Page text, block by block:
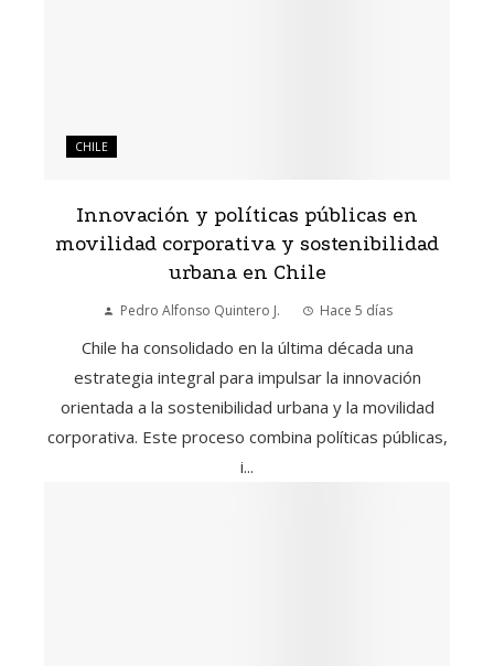
CHILE
Innovación y políticas públicas en
movilidad corporativa y sostenibilidad
urbana en Chile
Pedro Alfonso Quintero J. Hace 5 días
Chile ha consolidado en la última década una
estrategia integral para impulsar la innovación
orientada a la sostenibilidad urbana y la movilidad
corporativa. Este proceso combina políticas públicas,
i...